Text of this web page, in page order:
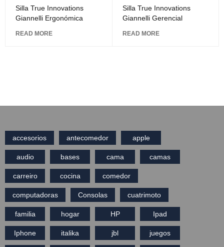
Silla True Innovations
Giannelli Ergonómica
READ MORE
Silla True Innovations
Giannelli Gerencial
READ MORE
accesorios antecomedor apple
audio bases cama camas
carreiro cocina comedor
computadoras Consolas cuatrimoto
familia hogar HP Ipad
Iphone italika jbl juegos